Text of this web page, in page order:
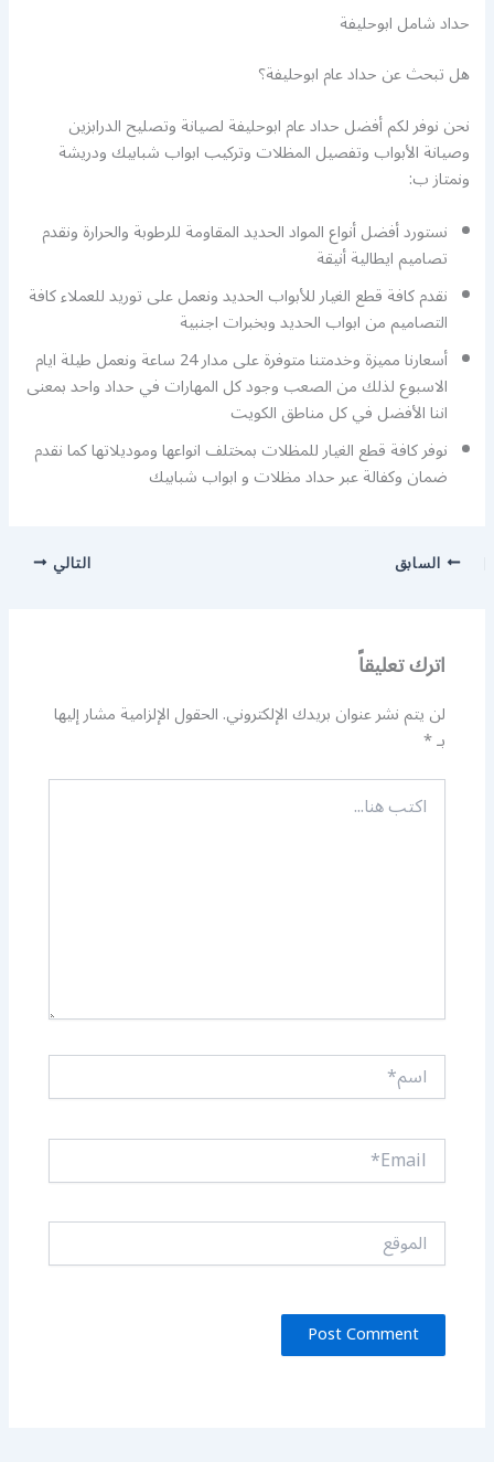
حداد شامل ابوحليفة
هل تبحث عن حداد عام ابوحليفة؟
نحن نوفر لكم أفضل حداد عام ابوحليفة لصيانة وتصليح الدرابزين
وصيانة الأبواب وتفصيل المظلات وتركيب ابواب شبابيك ودريشة
ونمتاز ب:
نستورد أفضل أنواع المواد الحديد المقاومة للرطوبة والحرارة ونقدم
تصاميم ايطالية أنيقة
نقدم كافة قطع الغيار للأبواب الحديد ونعمل على توريد للعملاء كافة
التصاميم من ابواب الحديد وبخبرات اجنبية
أسعارنا مميزة وخدمتنا متوفرة على مدار 24 ساعة ونعمل طيلة ايام
الاسبوع لذلك من الصعب وجود كل المهارات في حداد واحد بمعنى
اننا الأفضل في كل مناطق الكويت
نوفر كافة قطع الغيار للمظلات بمختلف انواعها وموديلاتها كما نقدم
ضمان وكفالة عبر حداد مظلات و ابواب شبابيك
السابق التالي
اترك تعليقاً
لن يتم نشر عنوان بريدك الإلكتروني.الحقول الإلزامية مشار إليها
بـ*
اكتب
هنا...
اسم*
Email*
الموقع